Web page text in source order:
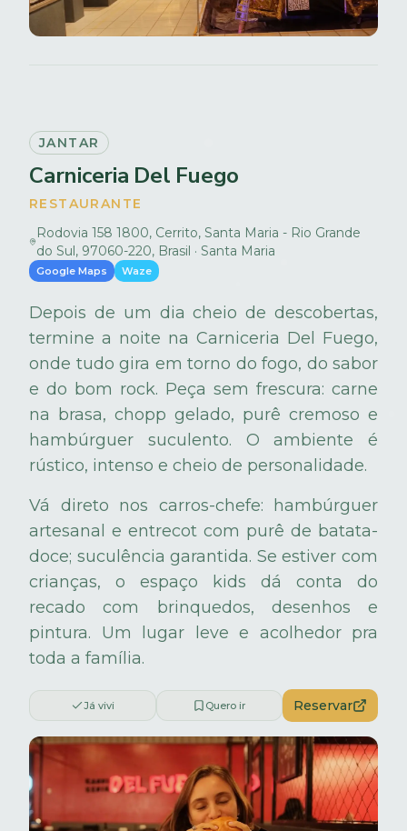
JANTAR
Carniceria Del Fuego
RESTAURANTE
Rodovia 158 1800, Cerrito, Santa Maria - Rio Grande
do Sul, 97060-220, Brasil · Santa Maria
Google Maps Waze
Depois de um dia cheio de descobertas,
termine a noite na Carniceria Del Fuego,
onde tudo gira em torno do fogo, do sabor
e do bom rock. Peça sem frescura: carne
na brasa, chopp gelado, purê cremoso e
hambúrguer suculento. O ambiente é
rústico, intenso e cheio de personalidade.
Vá direto nos carros-chefe: hambúrguer
artesanal e entrecot com purê de batata-
doce; suculência garantida. Se estiver com
crianças, o espaço kids dá conta do
recado com brinquedos, desenhos e
pintura. Um lugar leve e acolhedor pra
toda a família.
Já vivi Quero ir Reservar